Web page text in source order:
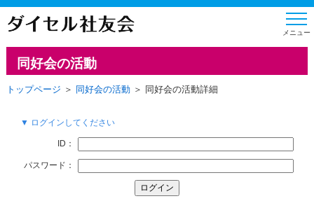
同好会の活動
トップページ ＞ 同好会の活動＞ 同好会の活動詳細
▼ ログインしてください
ID：
パスワード：